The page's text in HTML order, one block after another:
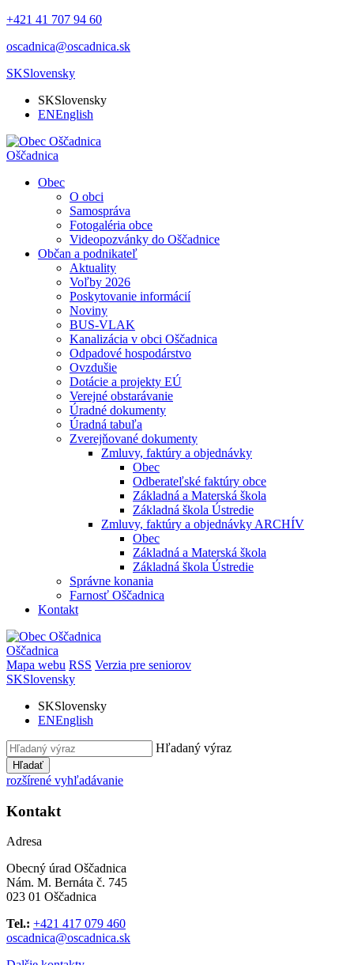
+421 41 707 94 60
oscadnica@oscadnica.sk
SKSlovensky
SKSlovensky
ENEnglish
Oščadnica
Obec
O obci
Samospráva
Fotogaléria obce
Videopozvánky do Oščadnice
Občan a podnikateľ
Aktuality
Voľby 2026
Poskytovanie informácií
Noviny
BUS-VLAK
Kanalizácia v obci Oščadnica
Odpadové hospodárstvo
Ovzdušie
Dotácie a projekty EÚ
Verejné obstarávanie
Úradné dokumenty
Úradná tabuľa
Zverejňované dokumenty
Zmluvy, faktúry a objednávky
Obec
Odberateľské faktúry obce
Základná a Materská škola
Základná škola Ústredie
Zmluvy, faktúry a objednávky ARCHÍV
Obec
Základná a Materská škola
Základná škola Ústredie
Správne konania
Farnosť Oščadnica
Kontakt
Oščadnica
Mapa webu RSS Verzia pre seniorov
SKSlovensky
SKSlovensky
ENEnglish
Hľadaný výraz
Hľadať
rozšírené vyhľadávanie
Kontakt
Adresa
Obecný úrad Oščadnica
Nám. M. Bernáta č. 745
023 01 Oščadnica
Tel.: +421 417 079 460
oscadnica@oscadnica.sk